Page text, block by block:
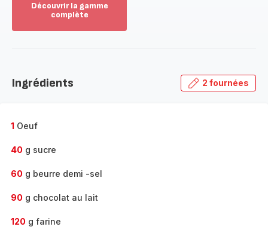
Découvrir la gamme
complète
gamme
Ingrédients 2 fournées
1 Oeuf
40 g sucre
60 g beurre demi -sel
90 g chocolat au lait
120 g farine